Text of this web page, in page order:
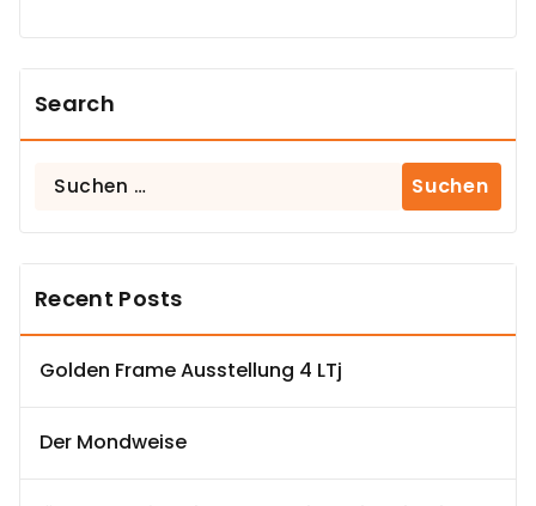
Search
Suchen
Recent Posts
Golden Frame Ausstellung 4 LTj
Der Mondweise